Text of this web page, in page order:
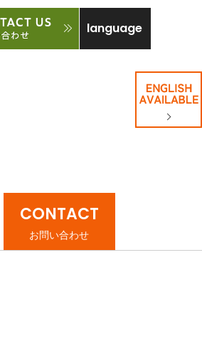
language
CONTACT
お問い合わせ